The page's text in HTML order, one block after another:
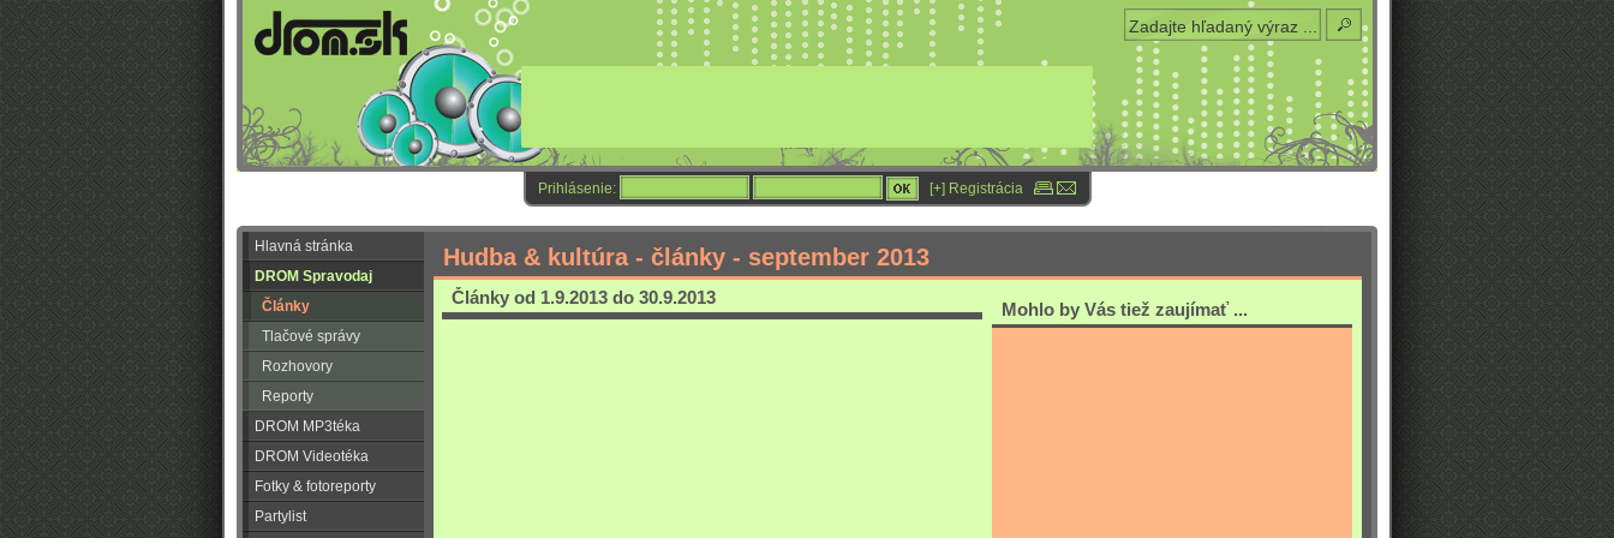
Prihlásenie: [+] Registrácia
Hlavná stránka
DROM Spravodaj
Články
Tlačové správy
Rozhovory
Reporty
DROM MP3téka
DROM Videotéka
Fotky & fotoreporty
Partylist
Hudba & kultúra - články - september 2013
Články od 1.9.2013 do 30.9.2013
Mohlo by Vás tiež zaujímať ...